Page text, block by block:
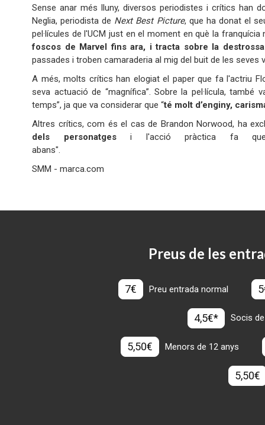
Sense anar més lluny, diversos periodistes i crítics han
Neglia, periodista de Next Best Picture, que ha donat el
pel·lícules de l'UCM just en el moment en què la
foscos de Marvel fins ara, i tracta sobre la
passades i troben camaraderia al mig del buit de les seves
A més, molts crítics han elogiat el paper que fa l'actriu
seva actuació de “magnífica”. Sobre la pel·lícula,
temps”, ja que va considerar que “té molt d’enginy,
Altres crítics, com és el cas de Brandon Norwood, ha
dels personatgesi l'acció pràctica fa que
SMM - marca.com
Preus de les
7€ Preu entrada normal
4,5€* Socis
5,50€ Menors de 12 anys
5,50€